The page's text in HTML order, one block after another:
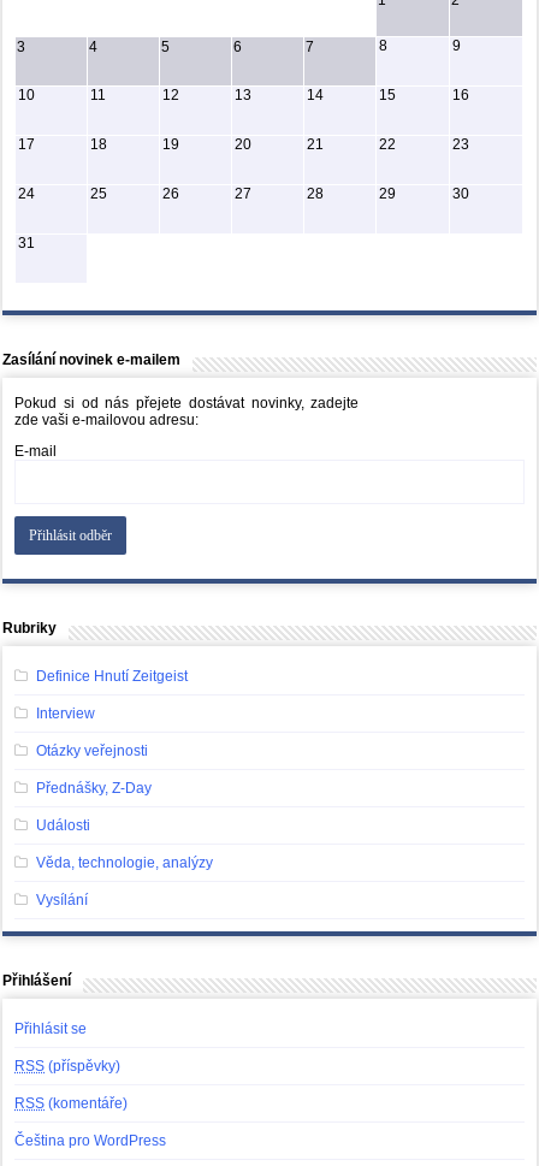
3 4 5 6 7 8 9
10 11 12 13 14 15 16
17 18 19 20 21 22 23
24 25 26 27 28 29 30
31
Zasílání novinek e-mailem
Pokud si od nás přejete dostávat novinky, zadejte
zde vaši e-mailovou adresu:
E-mail
Rubriky
Definice Hnutí Zeitgeist
Interview
Otázky veřejnosti
Přednášky, Z-Day
Události
Věda, technologie, analýzy
Vysílání
Přihlášení
Přihlásit se
RSS (příspěvky)
RSS (komentáře)
Čeština pro WordPress